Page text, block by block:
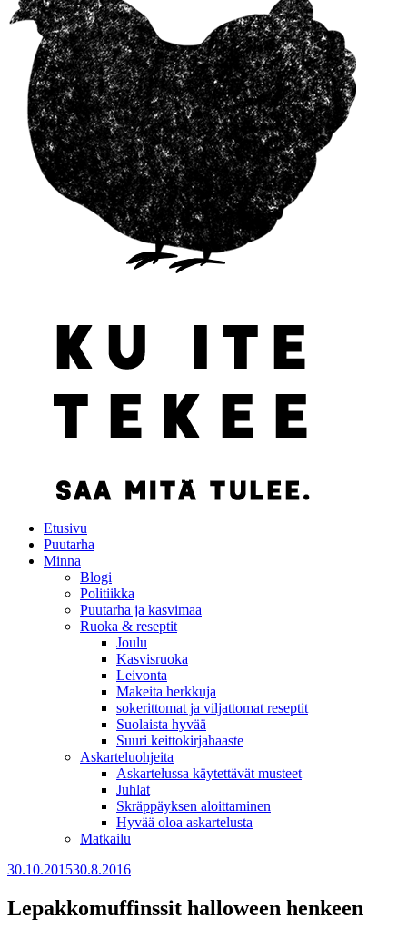
Etusivu
Puutarha
Minna
Blogi
Politiikka
Puutarha ja kasvimaa
Ruoka & reseptit
Joulu
Kasvisruoka
Leivonta
Makeita herkkuja
sokerittomat ja viljattomat reseptit
Suolaista hyvää
Suuri keittokirjahaaste
Askarteluohjeita
Askartelussa käytettävät musteet
Juhlat
Skräppäyksen aloittaminen
Hyvää oloa askartelusta
Matkailu
30.10.201530.8.2016
Lepakkomuffinssit halloween henkeen